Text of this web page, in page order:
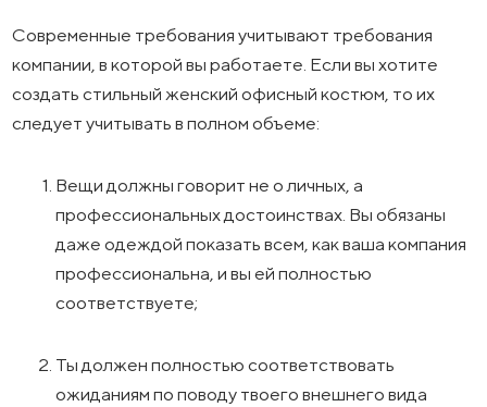
Современные требования учитывают требования
компании, в которой вы работаете. Если вы хотите
создать стильный женский офисный костюм, то их
следует учитывать в полном объеме:
Вещи должны говорит не о личных, а
профессиональных достоинствах. Вы обязаны
даже одеждой показать всем, как ваша компания
профессиональна, и вы ей полностью
соответствуете;
Ты должен полностью соответствовать
ожиданиям по поводу твоего внешнего вида